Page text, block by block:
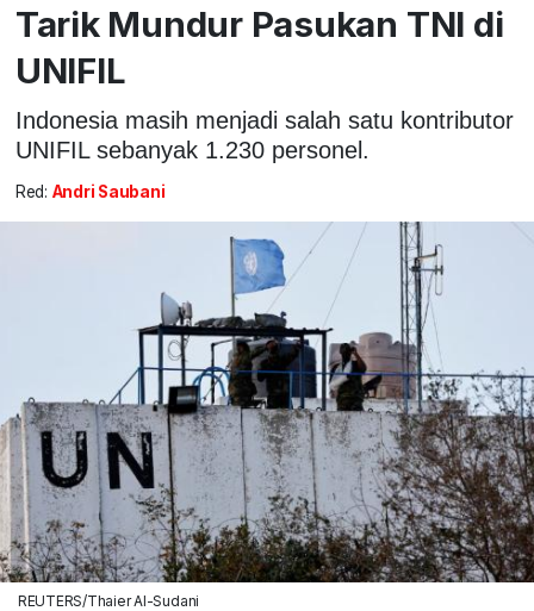
Tarik Mundur Pasukan TNI di
UNIFIL
Indonesia masih menjadi salah satu kontributor
UNIFIL sebanyak 1.230 personel.
Red: Andri Saubani
REUTERS/Thaier Al-Sudani